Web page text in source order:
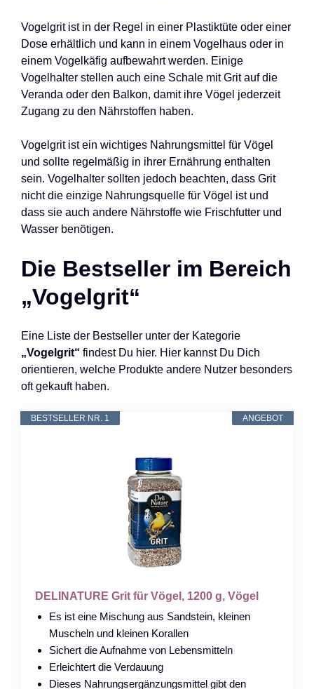
Vogelgrit ist in der Regel in einer Plastiktüte oder einer
Dose erhältlich und kann in einem Vogelhaus oder in
einem Vogelkäfig aufbewahrt werden. Einige
Vogelhalter stellen auch eine Schale mit Grit auf die
Veranda oder den Balkon, damit ihre Vögel jederzeit
Zugang zu den Nährstoffen haben.
Vogelgrit ist ein wichtiges Nahrungsmittel für Vögel
und sollte regelmäßig in ihrer Ernährung enthalten
sein. Vogelhalter sollten jedoch beachten, dass Grit
nicht die einzige Nahrungsquelle für Vögel ist und
dass sie auch andere Nährstoffe wie Frischfutter und
Wasser benötigen.
Die Bestseller im Bereich
„Vogelgrit“
Eine Liste der Bestseller unter der Kategorie
„Vogelgrit“ findest Du hier. Hier kannst Du Dich
orientieren, welche Produkte andere Nutzer besonders
oft gekauft haben.
ANGEBOT
BESTSELLER NR. 1
DELINATURE Grit für Vögel, 1200 g, Vögel
Es ist eine Mischung aus Sandstein, kleinen
Muscheln und kleinen Korallen
Sichert die Aufnahme von Lebensmitteln
Erleichtert die Verdauung
Dieses Nahrungsergänzungsmittel gibt den